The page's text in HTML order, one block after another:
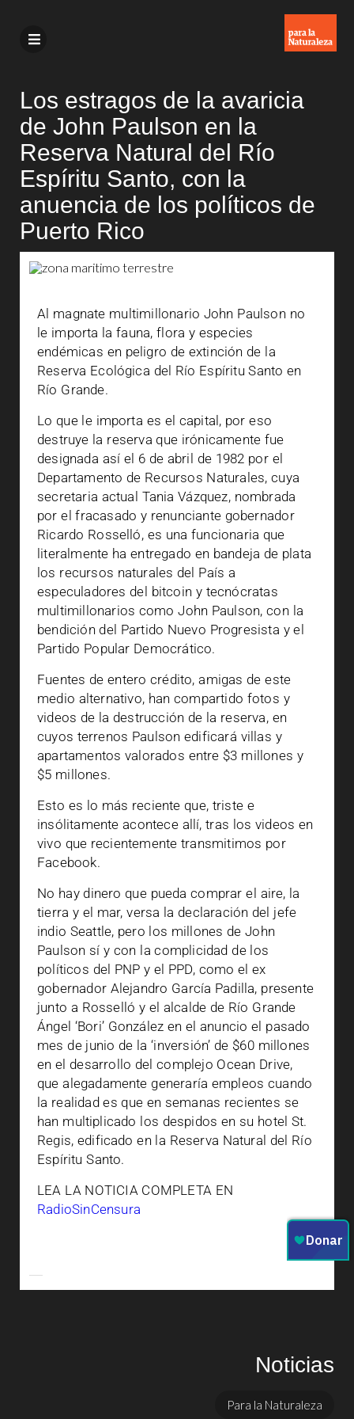
Los estragos de la avaricia
de John Paulson en la
Reserva Natural del Río
Espíritu Santo, con la
anuencia de los políticos de
Puerto Rico
Al magnate multimillonario John Paulson no
le importa la fauna, flora y especies
endémicas en peligro de extinción de la
Reserva Ecológica del Río Espíritu Santo en
Río Grande.
Lo que le importa es el capital, por eso
destruye la reserva que irónicamente fue
designada así el 6 de abril de 1982 por el
Departamento de Recursos Naturales, cuya
secretaria actual Tania Vázquez, nombrada
por el fracasado y renunciante gobernador
Ricardo Rosselló, es una funcionaria que
literalmente ha entregado en bandeja de plata
los recursos naturales del País a
especuladores del bitcoin y tecnócratas
multimillonarios como John Paulson, con la
bendición del Partido Nuevo Progresista y el
Partido Popular Democrático.
Fuentes de entero crédito, amigas de este
medio alternativo, han compartido fotos y
videos de la destrucción de la reserva, en
cuyos terrenos Paulson edificará villas y
apartamentos valorados entre $3 millones y
$5 millones.
Esto es lo más reciente que, triste e
insólitamente acontece allí, tras los videos en
vivo que recientemente transmitimos por
Facebook.
No hay dinero que pueda comprar el aire, la
tierra y el mar, versa la declaración del jefe
indio Seattle, pero los millones de John
Paulson sí y con la complicidad de los
políticos del PNP y el PPD, como el ex
gobernador Alejandro García Padilla, presente
junto a Rosselló y el alcalde de Río Grande
Ángel ‘Bori’ González en el anuncio el pasado
mes de junio de la ‘inversión’ de $60 millones
en el desarrollo del complejo Ocean Drive,
que alegadamente generaría empleos cuando
la realidad es que en semanas recientes se
han multiplicado los despidos en su hotel St.
Regis, edificado en la Reserva Natural del Río
Espíritu Santo.
LEA LA NOTICIA COMPLETA EN
RadioSinCensura
Noticias
Para la Naturaleza